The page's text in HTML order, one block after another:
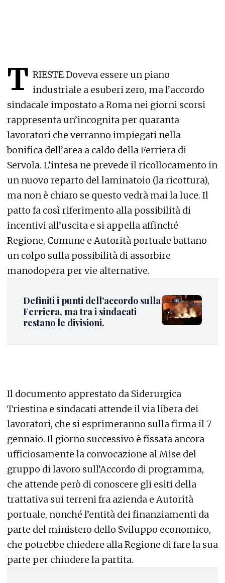
T RIESTE Doveva essere un piano
industriale a esuberi zero, ma l’accordo
sindacale impostato a Roma nei giorni scorsi
rappresenta un’incognita per quaranta
lavoratori che verranno impiegati nella
bonifica dell’area a caldo della Ferriera di
Servola. L’intesa ne prevede il ricollocamento in
un nuovo reparto del laminatoio (la ricottura),
ma non è chiaro se questo vedrà mai la luce. Il
patto fa così riferimento alla possibilità di
incentivi all’uscita e si appella affinché
Regione, Comune e Autorità portuale battano
un colpo sulla possibilità di assorbire
manodopera per vie alternative.
Definiti i punti dell'accordo sulla
Ferriera, ma tra i sindacati
restano le divisioni.
Il documento apprestato da Siderurgica
Triestina e sindacati attende il via libera dei
lavoratori, che si esprimeranno sulla firma il 7
gennaio. Il giorno successivo è fissata ancora
ufficiosamente la convocazione al Mise del
gruppo di lavoro sull’Accordo di programma,
che attende però di conoscere gli esiti della
trattativa sui terreni fra azienda e Autorità
portuale, nonché l’entità dei finanziamenti da
parte del ministero dello Sviluppo economico,
che potrebbe chiedere alla Regione di fare la sua
parte per chiudere la partita.